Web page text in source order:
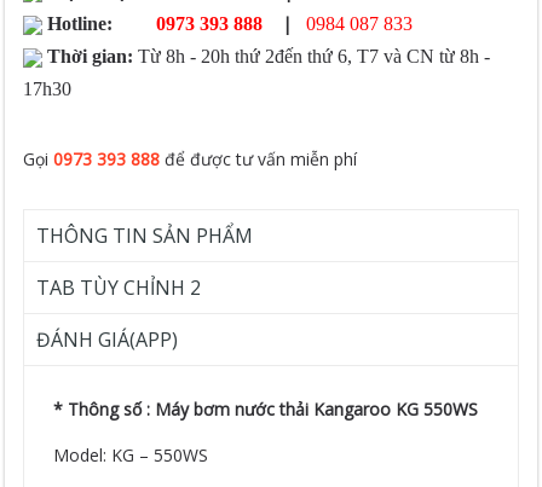
Hotline:
0973 393 888 |
0984 087 833
Thời gian: Từ 8h - 20h thứ 2đến thứ 6, T7 và CN từ 8h -
17h30
Gọi0973 393 888 để được tư vấn miễn phí
THÔNG TIN SẢN PHẨM
TAB TÙY CHỈNH 2
ĐÁNH GIÁ(APP)
* Thông số : Máy bơm nước thải Kangaroo KG 550WS
Model: KG – 550WS